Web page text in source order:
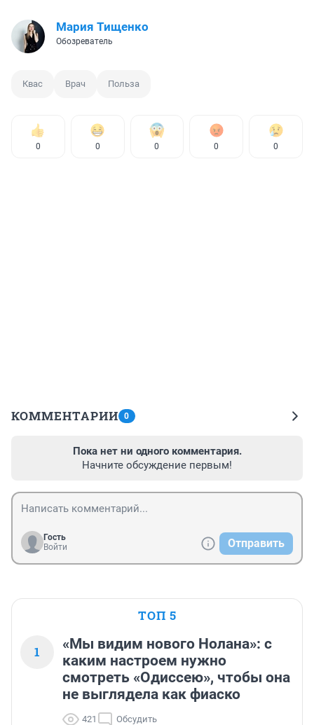
Мария Тищенко
Обозреватель
Квас Врач Польза
0 0 0 0 0
КОММЕНТАРИИ 0
Пока нет ни одного комментария.
Начните обсуждение первым!
Гость
Войти
Отправить
ТОП 5
1
«Мы видим нового Нолана»: с
каким настроем нужно
смотреть «Одиссею», чтобы она
не выглядела как фиаско
421 Обсудить